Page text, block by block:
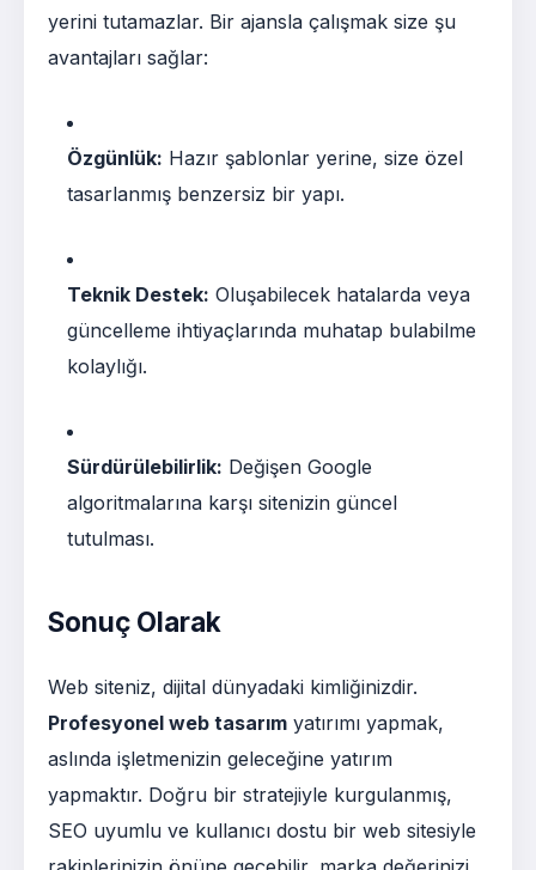
yerini tutamazlar. Bir ajansla çalışmak size şu
avantajları sağlar:
Özgünlük: Hazır şablonlar yerine, size özel
tasarlanmış benzersiz bir yapı.
Teknik Destek: Oluşabilecek hatalarda veya
güncelleme ihtiyaçlarında muhatap bulabilme
kolaylığı.
Sürdürülebilirlik: Değişen Google
algoritmalarına karşı sitenizin güncel
tutulması.
Sonuç Olarak
Web siteniz, dijital dünyadaki kimliğinizdir.
Profesyonel web tasarım yatırımı yapmak,
aslında işletmenizin geleceğine yatırım
yapmaktır. Doğru bir stratejiyle kurgulanmış,
SEO uyumlu ve kullanıcı dostu bir web sitesiyle